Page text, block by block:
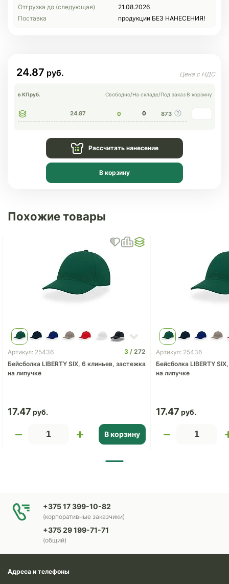
Отгрузка до (следующая)
21.08.2026
Поставка
продукции БЕЗ НАНЕСЕНИЯ!
24.87
в КПруб. Свободно/На складе/Под заказ В корзину
24.87 0 0 873
Рассчитать нанесение
В корзину
Похожие товары
Артикул: 25436 3
272
Бейсболка LIBERTY SIX, 6 клиньев, застежка
на липучке
17.47
В корзину
Артикул: 25436
Бейсболка LIBERTY
на липучке
17.47
+375 17 399-10-82
(корпоративные заказчики)
+375 29 199-71-71
(общий)
Адреса и телефоны